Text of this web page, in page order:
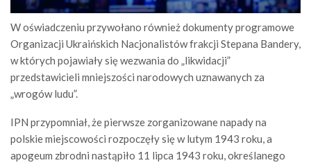
W oświadczeniu przywołano również dokumenty programowe
Organizacji Ukraińskich Nacjonalistów frakcji Stepana Bandery,
w których pojawiały się wezwania do „likwidacji”
przedstawicieli mniejszości narodowych uznawanych za
„wrogów ludu”.
IPN przypomniał, że pierwsze zorganizowane napady na
polskie miejscowości rozpoczęły się w lutym 1943 roku, a
apogeum zbrodni nastąpiło 11 lipca 1943 roku, określanego